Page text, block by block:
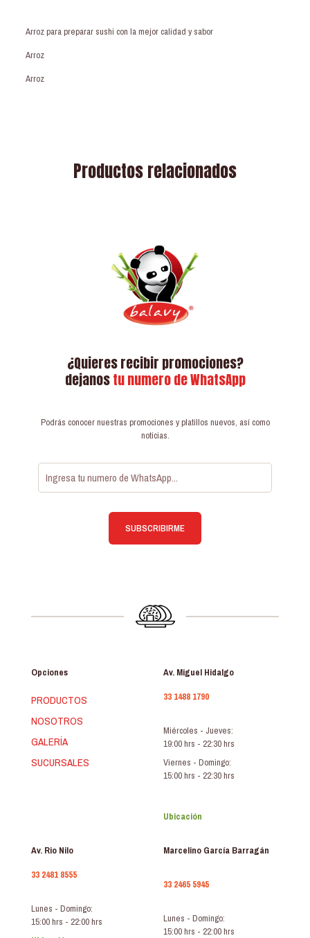
Arroz para preparar sushi con la mejor calidad y sabor
Arroz
Arroz
Productos relacionados
¿Quieres recibir promociones?
dejanostu numero de WhatsApp
Podrás conocer nuestras promociones y platillos nuevos, así como
noticias.
Opciones
PRODUCTOS
NOSOTROS
GALERÍA
SUCURSALES
Av. Miguel Hidalgo
33 1488 1790
Miércoles - Jueves:
19:00 hrs - 22:30 hrs
Viernes - Domingo:
15:00 hrs - 22:30 hrs
Ubicación
Av. Rio Nilo
33 2481 8555
Lunes - Domingo:
15:00 hrs - 22:00 hrs
Marcelino García Barragán
33 2465 5945
Lunes - Domingo:
15:00 hrs - 22:00 hrs